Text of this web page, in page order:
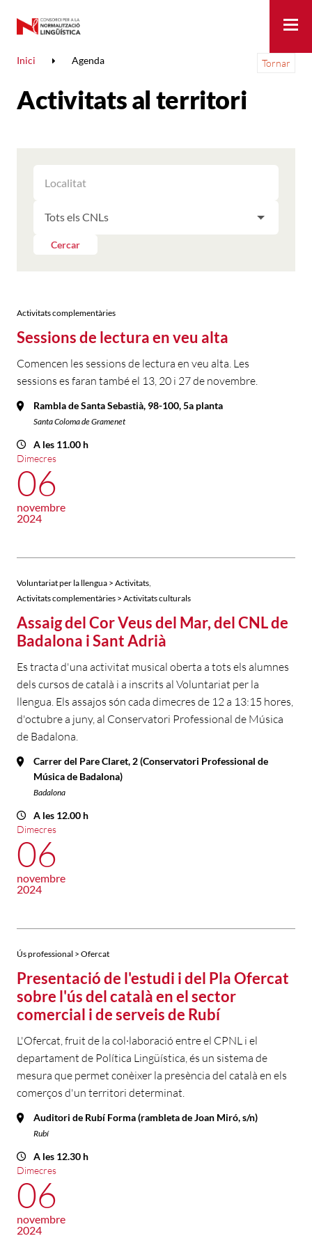
Inici Agenda Tornar
Activitats al territori
ELS
RESULTATS
LES
PER
LES
Cercar
Activitats complementàries
Sessions de lectura en veu alta
Comencen les sessions de lectura en veu alta. Les
sessions es faran també el 13, 20 i 27 de novembre.
Rambla de Santa Sebastià, 98-100, 5a planta
Santa Coloma de Gramenet
A les 11.00 h
Dimecres
06
novembre
2024
Voluntariat per la llengua > Activitats
Activitats complementàries > Activitats culturals
Assaig del Cor Veus del Mar, del CNL de
Badalona i Sant Adrià
Es tracta d'una activitat musical oberta a tots els alumnes
dels cursos de català i a inscrits al Voluntariat per la
llengua. Els assajos són cada dimecres de 12 a 13:15 hores,
d'octubre a juny, al Conservatori Professional de Música
de Badalona.
Carrer del Pare Claret, 2 (Conservatori Professional de
Música de Badalona)
Badalona
A les 12.00 h
Dimecres
06
novembre
2024
Ús professional > Ofercat
Presentació de l'estudi i del Pla Ofercat
sobre l'ús del català en el sector
comercial i de serveis de Rubí
L'Ofercat, fruit de la col·laboració entre el CPNL i el
departament de Política Lingüística, és un sistema de
mesura que permet conèixer la presència del català en els
comerços d'un territori determinat.
Auditori de Rubí Forma (rambleta de Joan Miró, s/n)
Rubí
A les 12.30 h
Dimecres
06
novembre
2024